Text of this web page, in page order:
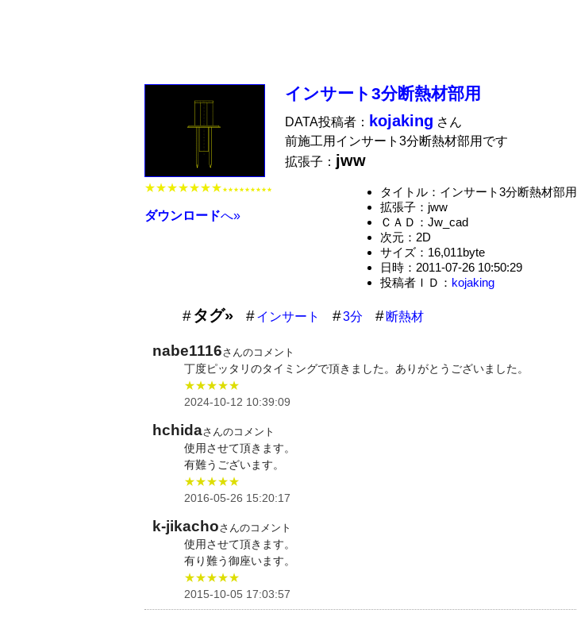
★★★★★★★ ★★★★★★★★★
ダウンロードへ»
インサート3分断熱材部用
DATA投稿者： kojaking さん
前施工用インサート3分断熱材部用です
拡張子： jww
タイトル：インサート3分断熱材部用
拡張子：jww
ＣＡＤ：Jw_cad
次元：2D
サイズ：16,011byte
日時：2011-07-26 10:50:29
投稿者ＩＤ： kojaking
タグ» インサート 3分 断熱材
nabe1116さんのコメント
丁度ピッタリのタイミングで頂きました。ありがとうございました。
★★★★★
2024-10-12 10:39:09
hchidaさんのコメント
使用させて頂きます。
有難うございます。
★★★★★
2016-05-26 15:20:17
k-jikachoさんのコメント
使用させて頂きます。
有り難う御座います。
★★★★★
2015-10-05 17:03:57